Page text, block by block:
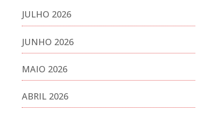
JULHO 2026
JUNHO 2026
MAIO 2026
ABRIL 2026